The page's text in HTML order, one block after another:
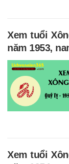
Xem tuổi
năm 1953,
Xem tuổi